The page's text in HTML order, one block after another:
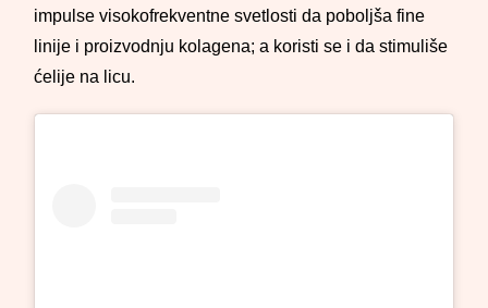
impulse visokofrekventne svetlosti da poboljša fine
linije i proizvodnju kolagena; a koristi se i da stimuliše
ćelije na licu.